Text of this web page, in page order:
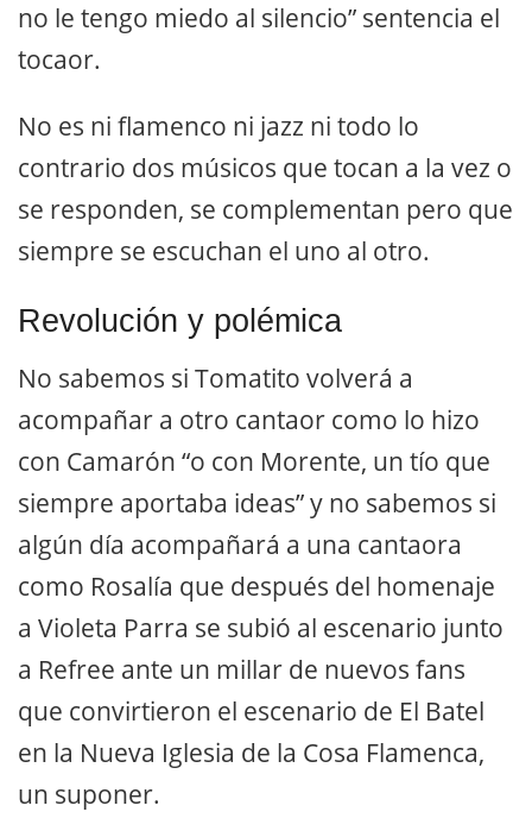
no le tengo miedo al silencio” sentencia el
tocaor.
No es ni flamenco ni jazz ni todo lo
contrario dos músicos que tocan a la vez o
se responden, se complementan pero que
siempre se escuchan el uno al otro.
Revolución y polémica
No sabemos si Tomatito volverá a
acompañar a otro cantaor como lo hizo
con Camarón “o con Morente, un tío que
siempre aportaba ideas” y no sabemos si
algún día acompañará a una cantaora
como Rosalía que después del homenaje
a Violeta Parra se subió al escenario junto
a Refree ante un millar de nuevos fans
que convirtieron el escenario de El Batel
en la Nueva Iglesia de la Cosa Flamenca,
un suponer.